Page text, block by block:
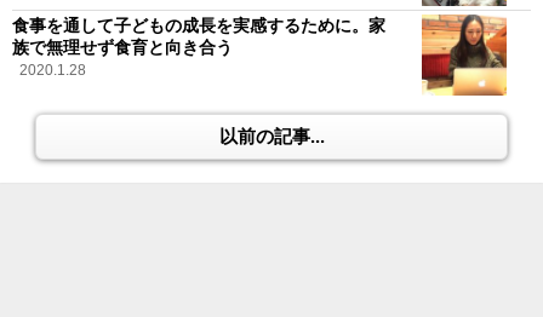
食事を通して子どもの成長を実感するために。家
族で無理せず食育と向き合う
2020.1.28
以前の記事...